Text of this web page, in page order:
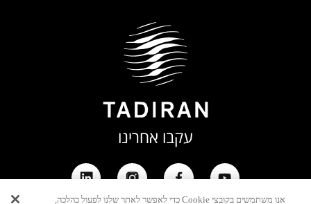
עקבו אחרינו
אנו משתמשים בקובצי Cookie כדי לאפשר לאתר שלנו לפעול כהלכה,